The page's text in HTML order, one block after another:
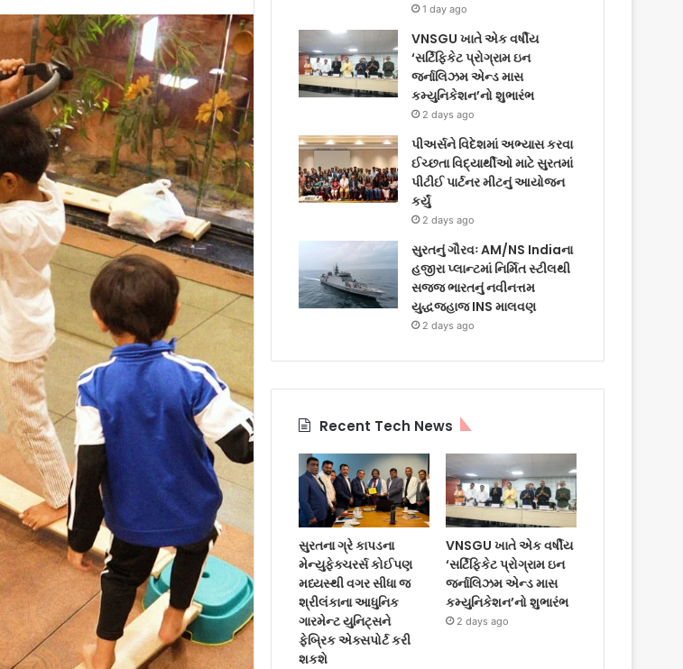
1 day ago
VNSGU ખાતે એક વર્ષીય
‘સર્ટિફિકેટ પ્રોગ્રામ ઇન
જર્નાલિઝમ એન્ડ માસ
કમ્યુનિકેશન’નો શુભારંભ
2 days ago
પીઅર્સને વિદેશમાં અભ્યાસ કરવા
ઈચ્છતા વિદ્યાર્થીઓ માટે સુરતમાં
પીટીઈ પાર્ટનર મીટનું આયોજન
કર્યું
2 days ago
સુરતનું ગૌરવઃ AM/NS Indiaના
હજીરા પ્લાન્ટમાં નિર્મિત સ્ટીલથી
સજ્જ ભારતનું નવીનત્તમ
યુદ્ધજહાજ INS માલવણ
2 days ago
Recent Tech News
સુરતના ગ્રે કાપડના
મેન્યુફેક્ચરર્સ કોઈપણ
મધ્યસ્થી વગર સીધા જ
શ્રીલંકાના આધુનિક
ગારમેન્ટ યુનિટ્સને
ફેબ્રિક એક્સપોર્ટ કરી
શકશે
VNSGU ખાતે એક વર્ષીય
‘સર્ટિફિકેટ પ્રોગ્રામ ઇન
જર્નાલિઝમ એન્ડ માસ
કમ્યુનિકેશન’નો શુભારંભ
2 days ago